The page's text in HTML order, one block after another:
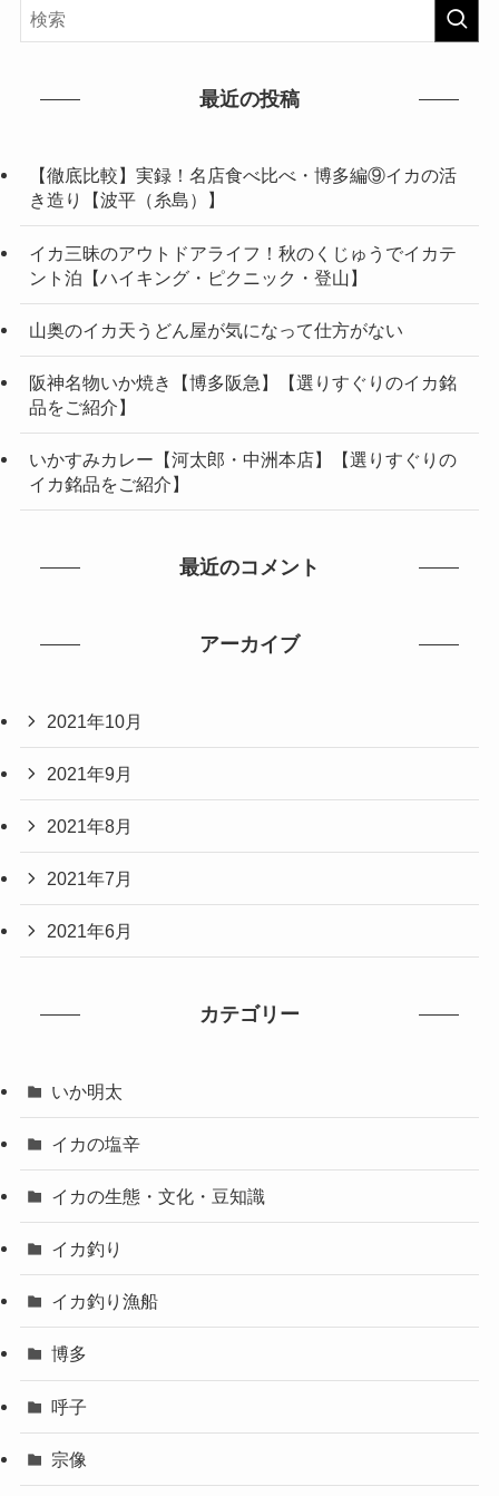
最近の投稿
【徹底比較】実録！名店食べ比べ・博多編⑨イカの活
き造り【波平（糸島）】
イカ三昧のアウトドアライフ！秋のくじゅうでイカテ
ント泊【ハイキング・ピクニック・登山】
山奥のイカ天うどん屋が気になって仕方がない
阪神名物いか焼き【博多阪急】【選りすぐりのイカ銘
品をご紹介】
いかすみカレー【河太郎・中洲本店】【選りすぐりの
イカ銘品をご紹介】
最近のコメント
アーカイブ
2021年10月
2021年9月
2021年8月
2021年7月
2021年6月
カテゴリー
いか明太
イカの塩辛
イカの生態・文化・豆知識
イカ釣り
イカ釣り漁船
博多
呼子
宗像